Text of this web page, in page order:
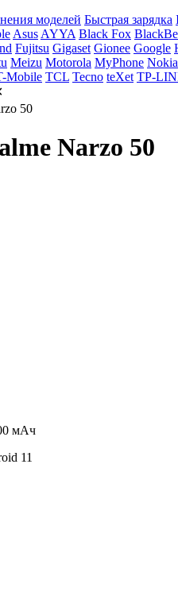
моделей Быстрая зарядка
Asus AYYA Black Fox
Fujitsu Gigaset Gionee Google
Meizu Motorola MyPhone Nokia
Mobile TCL Tecno teXet TP-
50
Narzo 50
мАч
11